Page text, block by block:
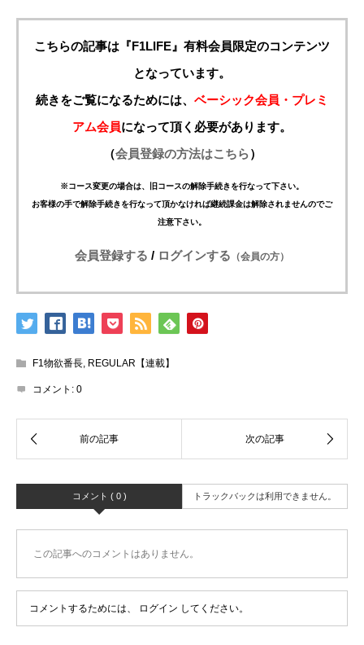
こちらの記事は『F1LIFE』有料会員限定のコンテンツ
となっています。
続きをご覧になるためには、 ベーシック会員・プレミ
アム会員になって頂く必要があります。
（会員登録の方法はこちら）
※コース変更の場合は、旧コースの解除手続きを行なって下さい。
お客様の手で解除手続きを行なって頂かなければ継続課金は解除されませんのでご
注意下さい。
会員登録する / ログインする （会員の方）
F1物欲番長, REGULAR【連載】
コメント: 0
コメント ( 0 ) トラックバックは利用できません。
この記事へのコメントはありません。
コメントするためには、 ログイン してください。